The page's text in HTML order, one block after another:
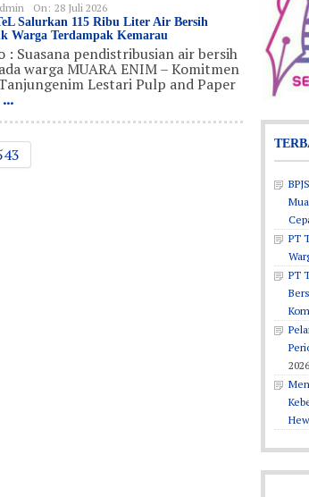
On: 28 Juli 2026
Salurkan 115 Ribu Liter Air Bersih
Warga Terdampak Kemarau
: Suasana pendistribusian air bersih
warga MUARA ENIM – Komitmen
Lestari Pulp and Paper
...
PT
PT
2026